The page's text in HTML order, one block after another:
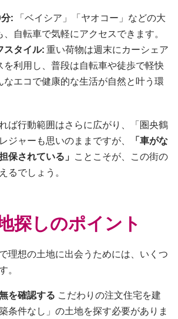
: 「ベイシア」「ヤオコー」などの大
自転車で気軽にアクセスできます。
スタイル:重い荷物は週末にカーシェア
を利用し、普段は自転車や徒歩で軽快
なエコで健康的な生活が自然と叶う環
ば行動範囲はさらに広がり、「圏央鶴
ジャーも思いのままですが、
「車がな
保されている」 ことこそが、この街の
るでしょう。
探しのポイント
理想の土地に出会うためには、いくつ
。
を確認する こだわりの注文住宅を建
条件なし」の土地を探す必要がありま